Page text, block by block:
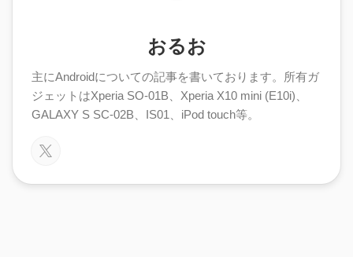
おるお
主にAndroidについての記事を書いております。所有ガ
ジェットはXperia SO-01B、Xperia X10 mini (E10i)、
GALAXY S SC-02B、IS01、iPod touch等。